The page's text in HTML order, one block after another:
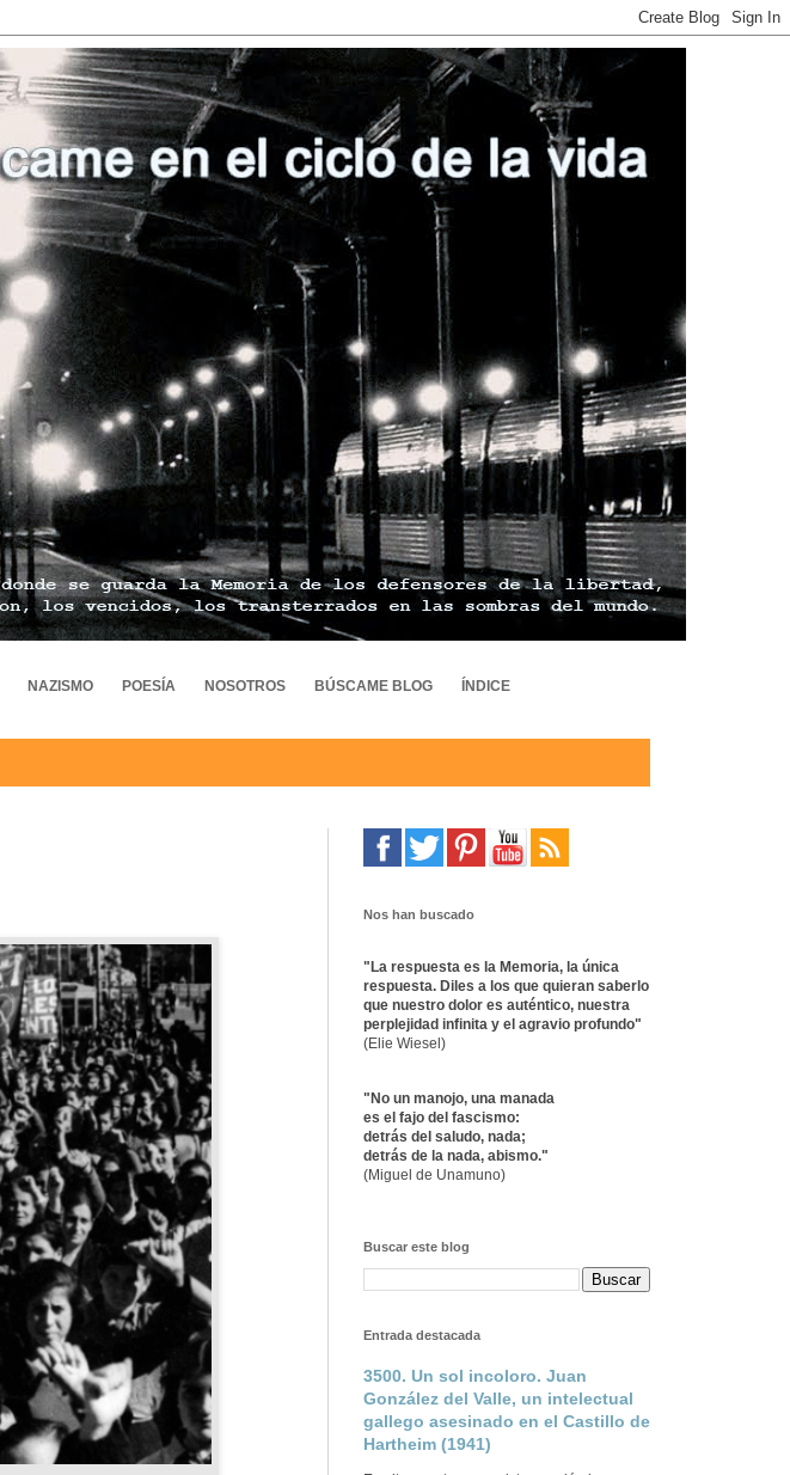
NAZISMO POESÍA NOSOTROS BÚSCAME BLOG ÍNDICE
Nos han buscado
"La respuesta es la Memoria, la única
respuesta. Diles a los que quieran saberlo
que nuestro dolor es auténtico, nuestra
perplejidad infinita y el agravio profundo"
(Elie Wiesel)
"No un manojo, una manada
es el fajo del fascismo:
detrás del saludo, nada;
detrás de la nada, abismo."
(Miguel de Unamuno)
Buscar este blog
Entrada destacada
3500. Un sol incoloro. Juan
González del Valle, un intelectual
gallego asesinado en el Castillo de
Hartheim (1941)